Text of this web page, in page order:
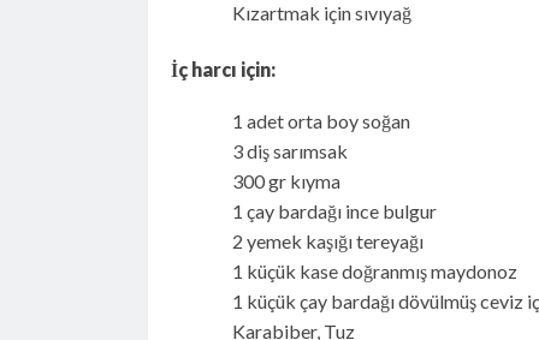
Kızartmak için sıvıyağ
İç harcı için:
1 adet orta boy soğan
3 diş sarımsak
300 gr kıyma
1 çay bardağı ince bulgur
2 yemek kaşığı tereyağı
1 küçük kase doğranmış maydonoz
1 küçük çay bardağı dövülmüş ceviz
Karabiber, Tuz